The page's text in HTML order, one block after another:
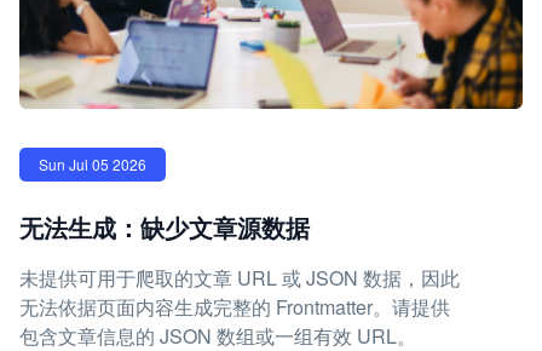
Sun Jul 05 2026
无法生成：缺少文章源数据
未提供可用于爬取的文章 URL 或 JSON 数据，因此
无法依据页面内容生成完整的 Frontmatter。请提供
包含文章信息的 JSON 数组或一组有效 URL。